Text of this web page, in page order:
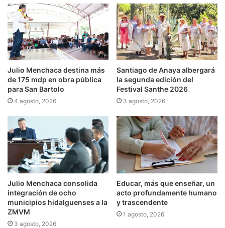
Julio Menchaca destina más
de 175 mdp en obra pública
para San Bartolo
4 agosto, 2026
Santiago de Anaya albergará
la segunda edición del
Festival Santhe 2026
3 agosto, 2026
Julio Menchaca consolida
integración de ocho
municipios hidalguenses a la
ZMVM
3 agosto, 2026
Educar, más que enseñar, un
acto profundamente humano
y trascendente
1 agosto, 2026